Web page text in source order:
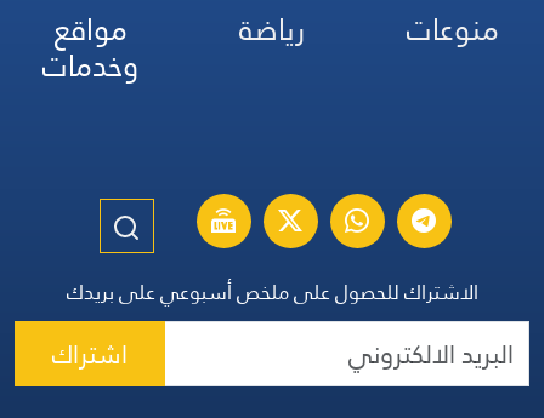
منوعات
رياضة مواقع
وخدمات
الاشتراك للحصول على ملخص أسبوعي على بريدك
اشتراك